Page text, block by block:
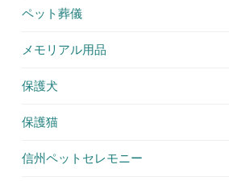
ペット葬儀
メモリアル用品
保護犬
保護猫
信州ペットセレモニー